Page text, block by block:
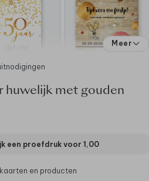
Meer
huwelijk met gouden
een proefdruk voor 1,00
en producten